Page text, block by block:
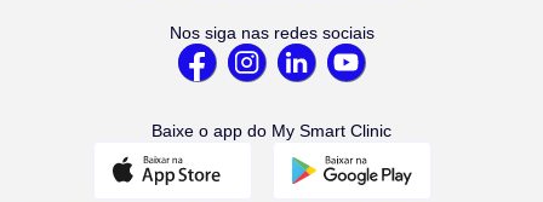
Nos siga nas redes sociais
Baixe o app do My Smart Clinic